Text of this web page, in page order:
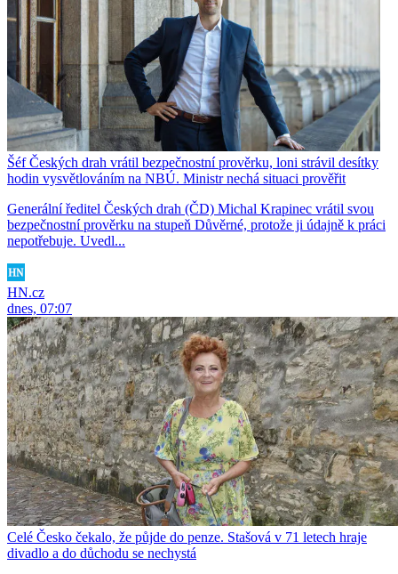
Šéf Českých drah vrátil bezpečnostní prověrku, loni strávil desítky
hodin vysvětlováním na NBÚ. Ministr nechá situaci prověřit
Generální ředitel Českých drah (ČD) Michal Krapinec vrátil svou
bezpečnostní prověrku na stupeň Důvěrné, protože ji údajně k práci
nepotřebuje. Uvedl...
HN.cz
dnes, 07:07
Celé Česko čekalo, že půjde do penze. Stašová v 71 letech hraje
divadlo a do důchodu se nechystá